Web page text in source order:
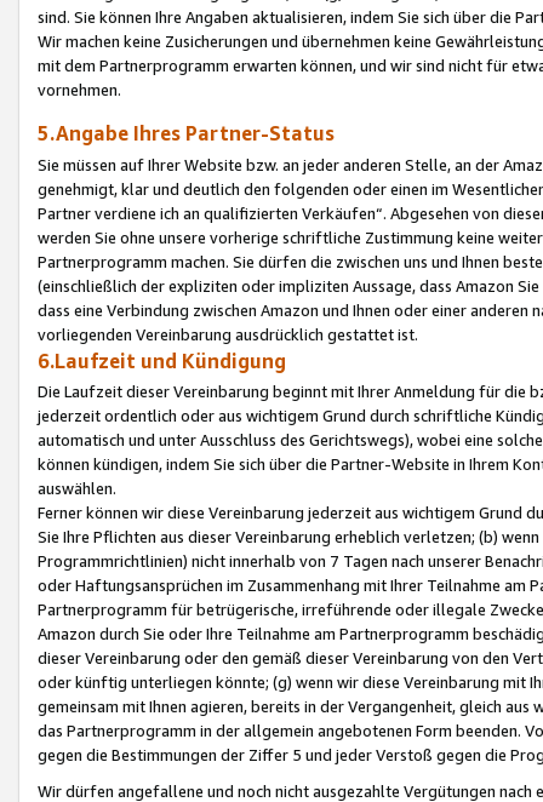
sind. Sie können Ihre Angaben aktualisieren, indem Sie sich über die
Wir machen keine Zusicherungen und übernehmen keine
mit dem Partnerprogramm erwarten können, und wir sind nicht für
vornehmen.
5.Angabe Ihres Partner-Status
Sie müssen auf Ihrer Website bzw. an jeder anderen Stelle, an der
genehmigt, klar und deutlich den folgenden oder einen im
Partner verdiene ich an qualifizierten Verkäufen“. Abgesehen von
werden Sie ohne unsere vorherige schriftliche Zustimmung keine
Partnerprogramm machen. Sie dürfen die zwischen uns und Ihnen
(einschließlich der expliziten oder impliziten Aussage, dass Amazon
dass eine Verbindung zwischen Amazon und Ihnen oder einer
vorliegenden Vereinbarung ausdrücklich gestattet ist.
6.Laufzeit und Kündigung
Die Laufzeit dieser Vereinbarung beginnt mit Ihrer Anmeldung für die
jederzeit ordentlich oder aus wichtigem Grund durch schriftliche
automatisch und unter Ausschluss des Gerichtswegs), wobei eine
können kündigen, indem Sie sich über die Partner-Website in Ihrem
auswählen.
Ferner können wir diese Vereinbarung jederzeit aus wichtigem Grund
Sie Ihre Pflichten aus dieser Vereinbarung erheblich verletzen; (b)
Programmrichtlinien) nicht innerhalb von 7 Tagen nach unserer
oder Haftungsansprüchen im Zusammenhang mit Ihrer Teilnahme am
Partnerprogramm für betrügerische, irreführende oder illegale
Amazon durch Sie oder Ihre Teilnahme am Partnerprogramm
dieser Vereinbarung oder den gemäß dieser Vereinbarung von den
oder künftig unterliegen könnte; (g) wenn wir diese Vereinbarung mit
gemeinsam mit Ihnen agieren, bereits in der Vergangenheit, gleich
das Partnerprogramm in der allgemein angebotenen Form beenden.
gegen die Bestimmungen der Ziffer 5 und jeder Verstoß gegen die
Wir dürfen angefallene und noch nicht ausgezahlte Vergütungen